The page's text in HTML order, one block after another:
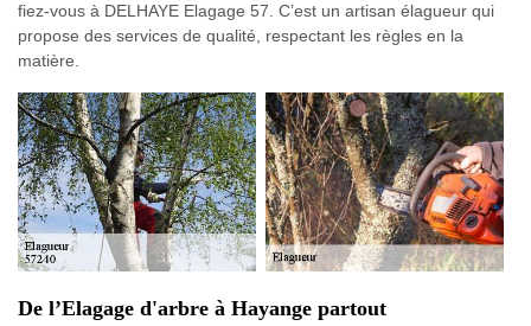
fiez-vous à DELHAYE Elagage 57. C’est un artisan élagueur qui
propose des services de qualité, respectant les règles en la
matière.
De l’Elagage d'arbre à Hayange partout